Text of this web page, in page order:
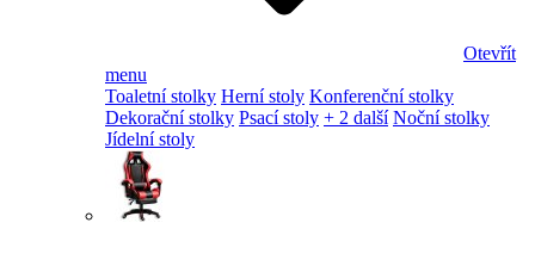
Otevřít
menu
Toaletní stolky Herní stoly Konferenční stolky
Dekorační stolky Psací stoly + 2 další Noční stolky
Jídelní stoly